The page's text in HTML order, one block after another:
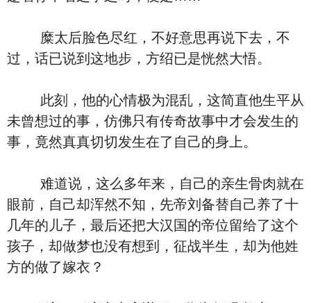
糜太后脸色尽红，不好意思再说下去，不
过，话已说到这地步，方绍已是恍然大悟。
此刻，他的心情极为混乱，这简直他生平从
未曾想过的事，仿佛只有传奇故事中才会发生的
事，竟然真真切切发生在了自己的身上。
难道说，这么多年来，自己的亲生骨肉就在
眼前，自己却浑然不知，先帝刘备替自己养了十
几年的儿子，最后还把大汉国的帝位留给了这个
孩子，却做梦也没有想到，征战半生，却为他姓
方的做了嫁衣？